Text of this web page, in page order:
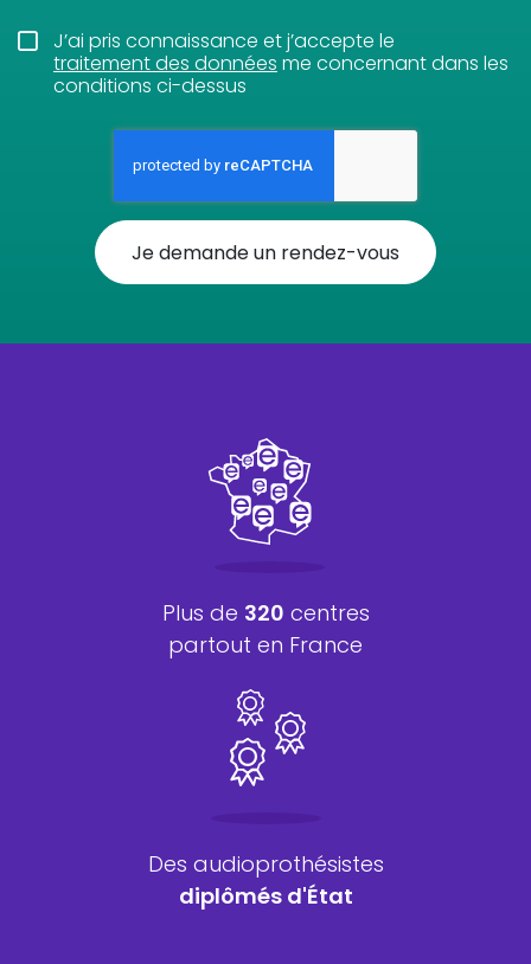
J’ai pris connaissance et j’accepte le
traitement des données me concernant dans les
conditions ci-dessus
Je demande un rendez-vous
Plus de 320 centres
partout en France
Des audioprothésistes
diplômés d'État